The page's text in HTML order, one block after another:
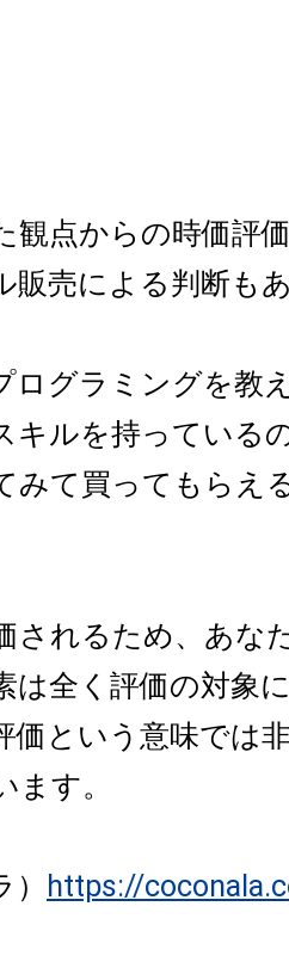
観点からの時価評
販売による判断も
ログラミングを教
キルを持っている
みて買ってもらえ
されるため、あな
は全く評価の対象
価という意味では
す。
https://